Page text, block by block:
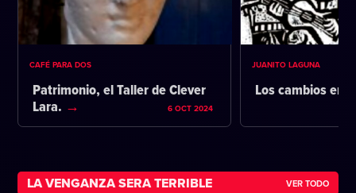
CAFÉ PARA DOS
Patrimonio, el Taller de Clever
Lara.
6 OCT 2024
JUANITO LAGUNA
Los cambios en
LA VENGANZA SERA TERRIBLE VER TODO